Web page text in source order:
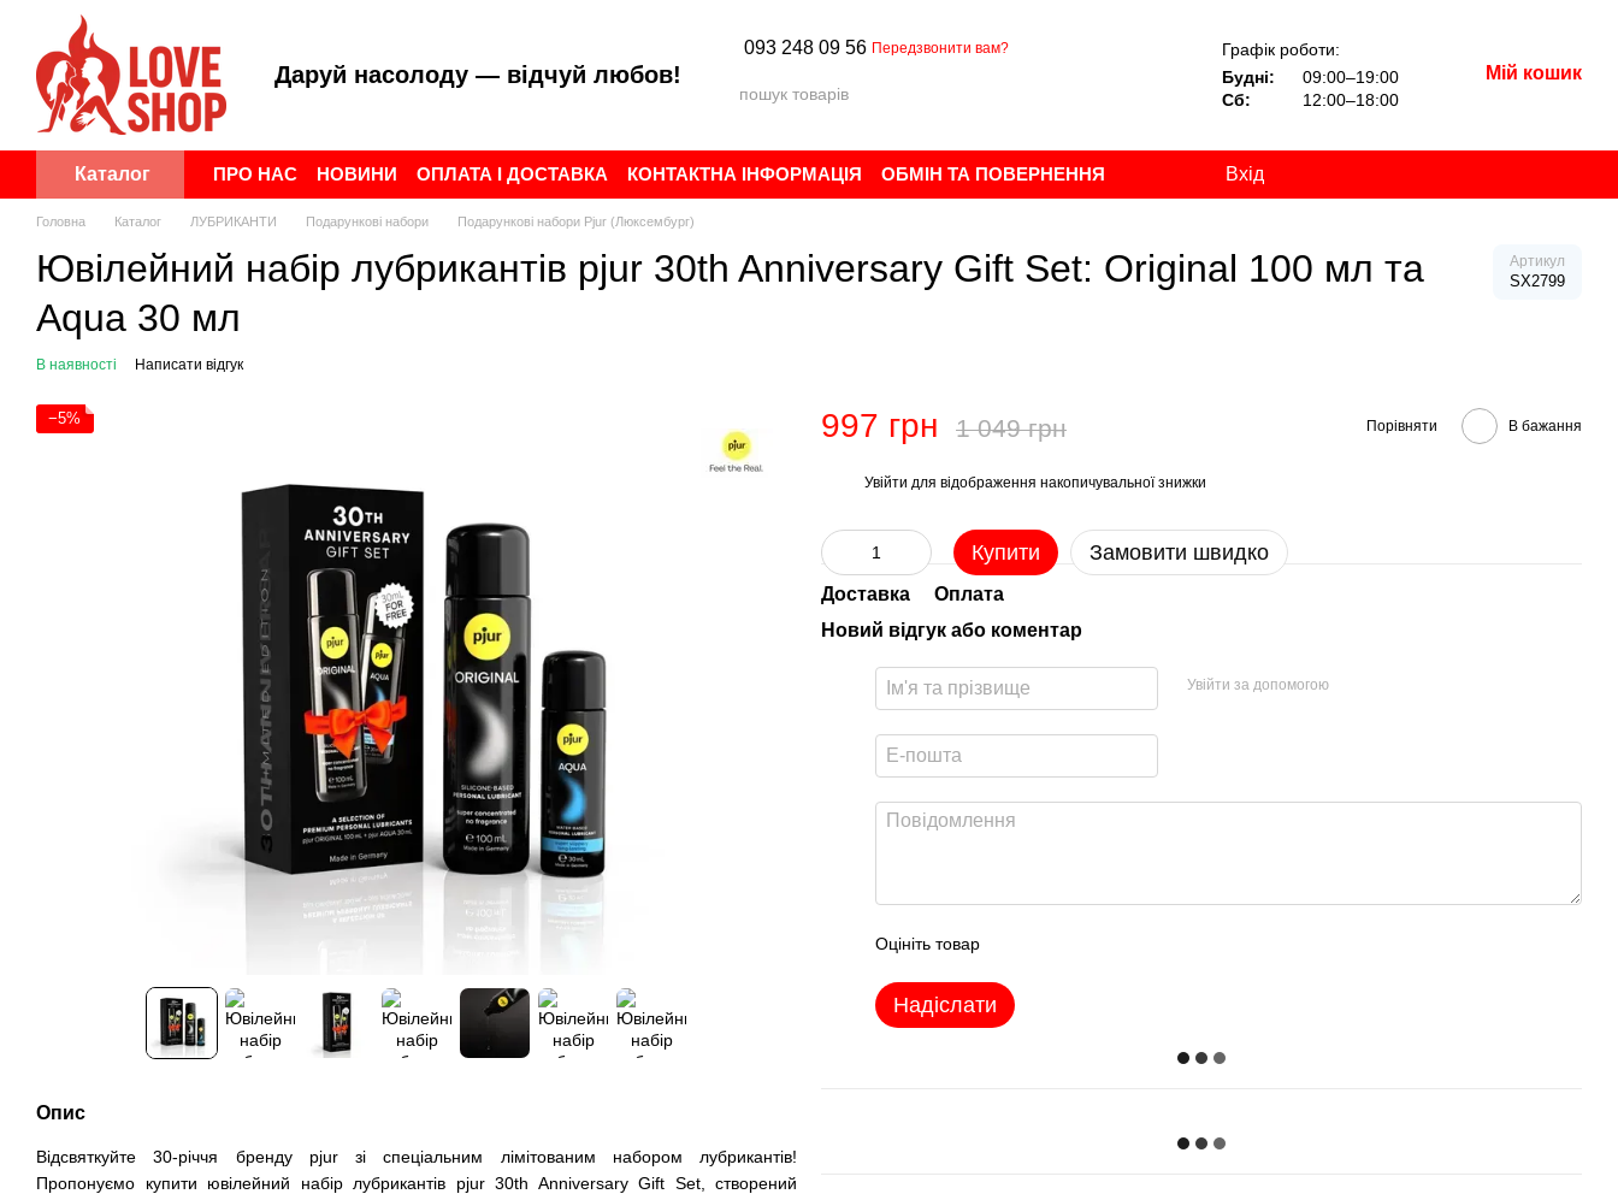
Перейти до основного контенту
Даруй насолоду — відчуй любов!
093 248 09 56 Передзвонити вам?
Графік роботи:
Будні:
09:00–19:00
Сб:
12:00–18:00
Мій кошик
Каталог ПРО НАС НОВИНИ ОПЛАТА І ДОСТАВКА КОНТАКТНА ІНФОРМАЦІЯ
ОБМІН ТА ПОВЕРНЕННЯ
ПУБЛІЧНА ОФЕРТА
УГОДА КОРИСТУВАЧА БРЕНДИ ВІДГУКИ ПРО МАГАЗИН
Вхід
Головна Каталог ЛУБРИКАНТИ Подарункові набори Подарункові набори Pjur (Люксембург)
Ювілейний набір лубрикантів pjur 30th Anniversary Gift Set: Original 100 мл та
Aqua 30 мл
Артикул
SX2799
В наявності Написати відгук
−5%
Опис
Відсвяткуйте 30-річчя бренду pjur зі спеціальним лімітованим набором лубрикантів!
Пропонуємо купити ювілейний набір лубрикантів pjur 30th Anniversary Gift Set, створений
997 грн 1 049 грн Порівняти В бажання
Увійти для відображення накопичувальної знижки
Купити Замовити швидко
Доставка
Оплата
Новий відгук або коментар
Увійти за допомогою
Оцініть товар
Надіслати